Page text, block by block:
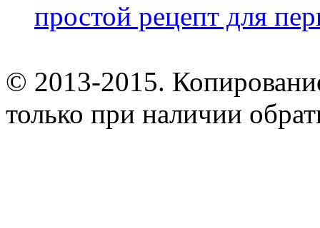
простой рецепт для
© 2013-2015.
только при наличии